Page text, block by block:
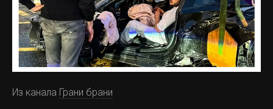
Из канала Грани брани